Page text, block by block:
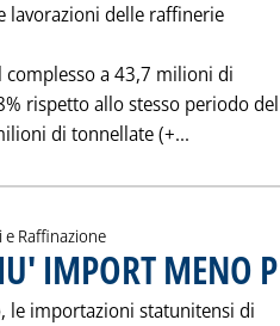
lavorazioni delle raffinerie
a 43,7 milioni di
rispetto allo stesso periodo
di tonnellate (+...
Raffinazione
IMPORT MENO
le importazioni statunitensi di